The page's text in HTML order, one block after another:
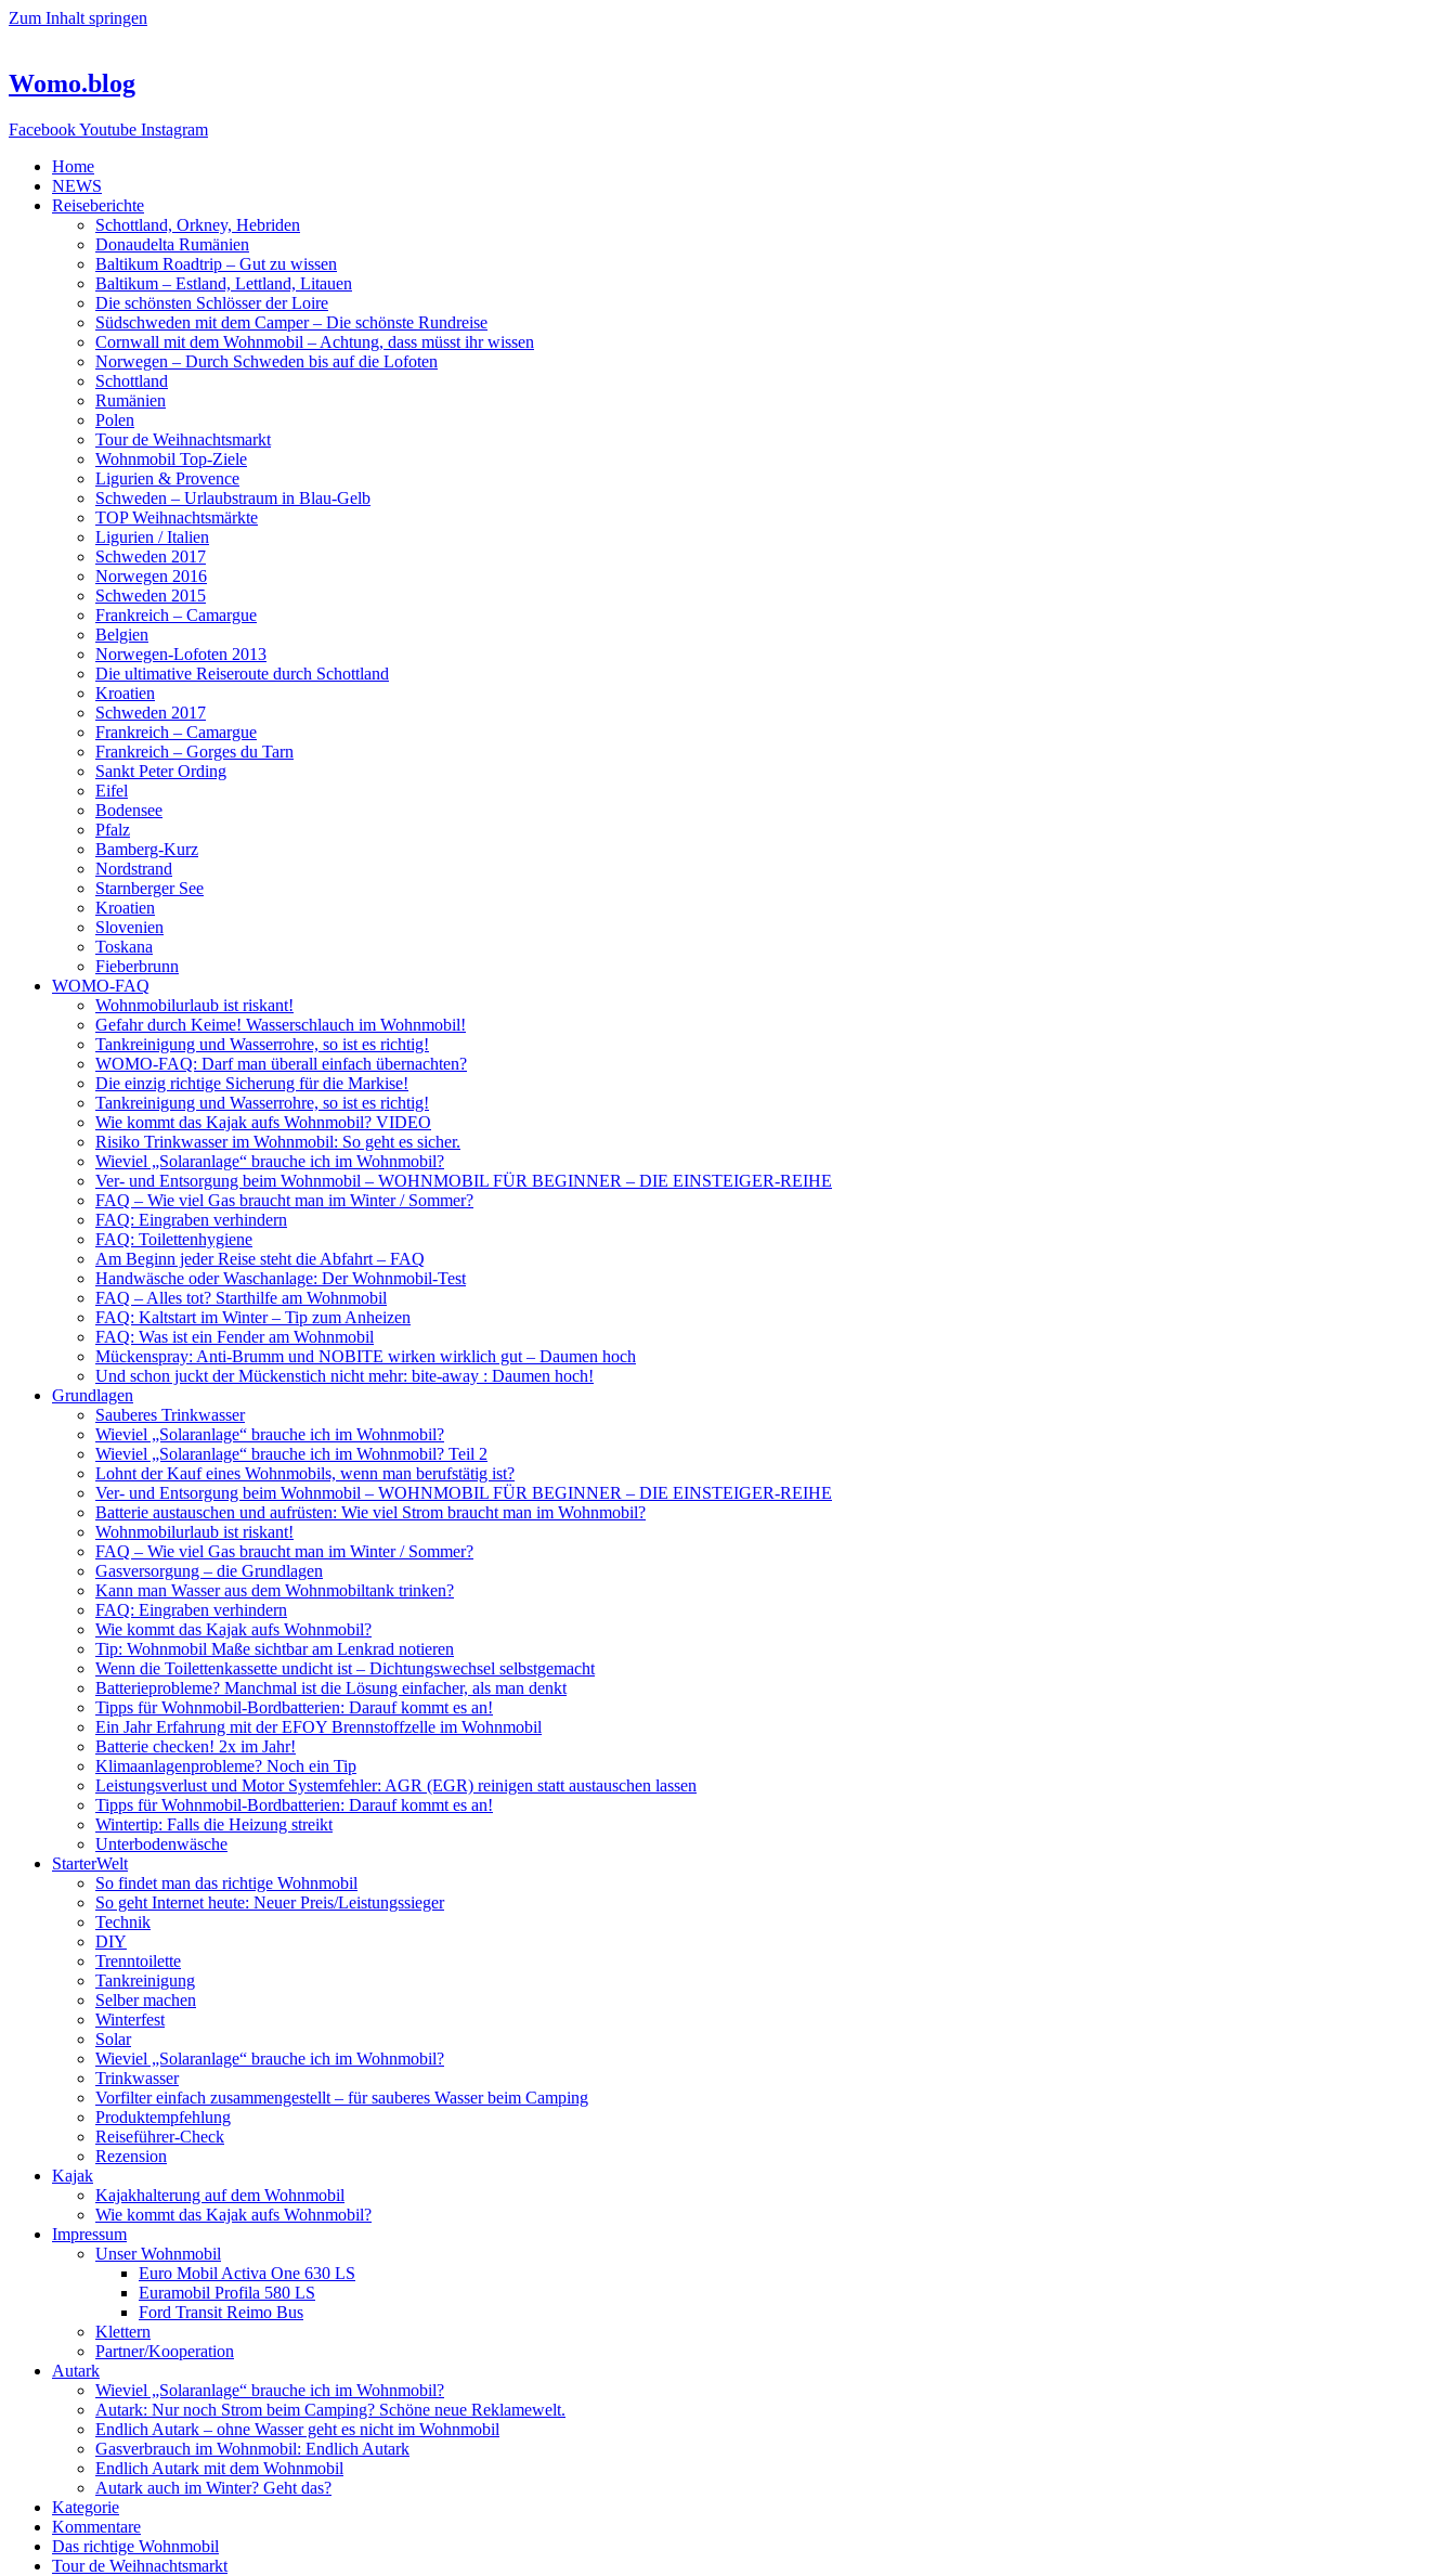
Zum Inhalt springen
Womo.blog
FacebookYoutube Instagram
Home
NEWS
Reiseberichte
Schottland, Orkney, Hebriden
Donaudelta Rumänien
Baltikum Roadtrip – Gut zu wissen
Baltikum – Estland, Lettland, Litauen
Die schönsten Schlösser der Loire
Südschweden mit dem Camper – Die schönste Rundreise
Cornwall mit dem Wohnmobil – Achtung, dass müsst ihr wissen
Norwegen – Durch Schweden bis auf die Lofoten
Schottland
Rumänien
Polen
Tour de Weihnachtsmarkt
Wohnmobil Top-Ziele
Ligurien & Provence
Schweden – Urlaubstraum in Blau-Gelb
TOP Weihnachtsmärkte
Ligurien / Italien
Schweden 2017
Norwegen 2016
Schweden 2015
Frankreich – Camargue
Belgien
Norwegen-Lofoten 2013
Die ultimative Reiseroute durch Schottland
Kroatien
Schweden 2017
Frankreich – Camargue
Frankreich – Gorges du Tarn
Sankt Peter Ording
Eifel
Bodensee
Pfalz
Bamberg-Kurz
Nordstrand
Starnberger See
Kroatien
Slovenien
Toskana
Fieberbrunn
WOMO-FAQ
Wohnmobilurlaub ist riskant!
Gefahr durch Keime! Wasserschlauch im Wohnmobil!
Tankreinigung und Wasserrohre, so ist es richtig!
WOMO-FAQ: Darf man überall einfach übernachten?
Die einzig richtige Sicherung für die Markise!
Tankreinigung und Wasserrohre, so ist es richtig!
Wie kommt das Kajak aufs Wohnmobil? VIDEO
Risiko Trinkwasser im Wohnmobil: So geht es sicher.
Wieviel „Solaranlage“ brauche ich im Wohnmobil?
Ver- und Entsorgung beim Wohnmobil – WOHNMOBIL FÜR BEGINNER – DIE EINSTEIGER-REIHE
FAQ – Wie viel Gas braucht man im Winter / Sommer?
FAQ: Eingraben verhindern
FAQ: Toilettenhygiene
Am Beginn jeder Reise steht die Abfahrt – FAQ
Handwäsche oder Waschanlage: Der Wohnmobil-Test
FAQ – Alles tot? Starthilfe am Wohnmobil
FAQ: Kaltstart im Winter – Tip zum Anheizen
FAQ: Was ist ein Fender am Wohnmobil
Mückenspray: Anti-Brumm und NOBITE wirken wirklich gut – Daumen hoch
Und schon juckt der Mückenstich nicht mehr: bite-away : Daumen hoch!
Grundlagen
Sauberes Trinkwasser
Wieviel „Solaranlage“ brauche ich im Wohnmobil?
Wieviel „Solaranlage“ brauche ich im Wohnmobil? Teil 2
Lohnt der Kauf eines Wohnmobils, wenn man berufstätig ist?
Ver- und Entsorgung beim Wohnmobil – WOHNMOBIL FÜR BEGINNER – DIE EINSTEIGER-REIHE
Batterie austauschen und aufrüsten: Wie viel Strom braucht man im Wohnmobil?
Wohnmobilurlaub ist riskant!
FAQ – Wie viel Gas braucht man im Winter / Sommer?
Gasversorgung – die Grundlagen
Kann man Wasser aus dem Wohnmobiltank trinken?
FAQ: Eingraben verhindern
Wie kommt das Kajak aufs Wohnmobil?
Tip: Wohnmobil Maße sichtbar am Lenkrad notieren
Wenn die Toilettenkassette undicht ist – Dichtungswechsel selbstgemacht
Batterieprobleme? Manchmal ist die Lösung einfacher, als man denkt
Tipps für Wohnmobil-Bordbatterien: Darauf kommt es an!
Ein Jahr Erfahrung mit der EFOY Brennstoffzelle im Wohnmobil
Batterie checken! 2x im Jahr!
Klimaanlagenprobleme? Noch ein Tip
Leistungsverlust und Motor Systemfehler: AGR (EGR) reinigen statt austauschen lassen
Tipps für Wohnmobil-Bordbatterien: Darauf kommt es an!
Wintertip: Falls die Heizung streikt
Unterbodenwäsche
StarterWelt
So findet man das richtige Wohnmobil
So geht Internet heute: Neuer Preis/Leistungssieger
Technik
DIY
Trenntoilette
Tankreinigung
Selber machen
Winterfest
Solar
Wieviel „Solaranlage“ brauche ich im Wohnmobil?
Trinkwasser
Vorfilter einfach zusammengestellt – für sauberes Wasser beim Camping
Produktempfehlung
Reiseführer-Check
Rezension
Kajak
Kajakhalterung auf dem Wohnmobil
Wie kommt das Kajak aufs Wohnmobil?
Impressum
Unser Wohnmobil
Euro Mobil Activa One 630 LS
Euramobil Profila 580 LS
Ford Transit Reimo Bus
Klettern
Partner/Kooperation
Autark
Wieviel „Solaranlage“ brauche ich im Wohnmobil?
Autark: Nur noch Strom beim Camping? Schöne neue Reklamewelt.
Endlich Autark – ohne Wasser geht es nicht im Wohnmobil
Gasverbrauch im Wohnmobil: Endlich Autark
Endlich Autark mit dem Wohnmobil
Autark auch im Winter? Geht das?
Kategorie
Kommentare
Das richtige Wohnmobil
Tour de Weihnachtsmarkt